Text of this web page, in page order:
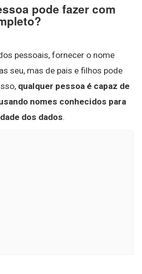
pode fazer com
pessoais, fornecer o nome
seu, mas de pais e filhos pode
qualquer pessoa é capaz de
nomes conhecidos para
dos dados.